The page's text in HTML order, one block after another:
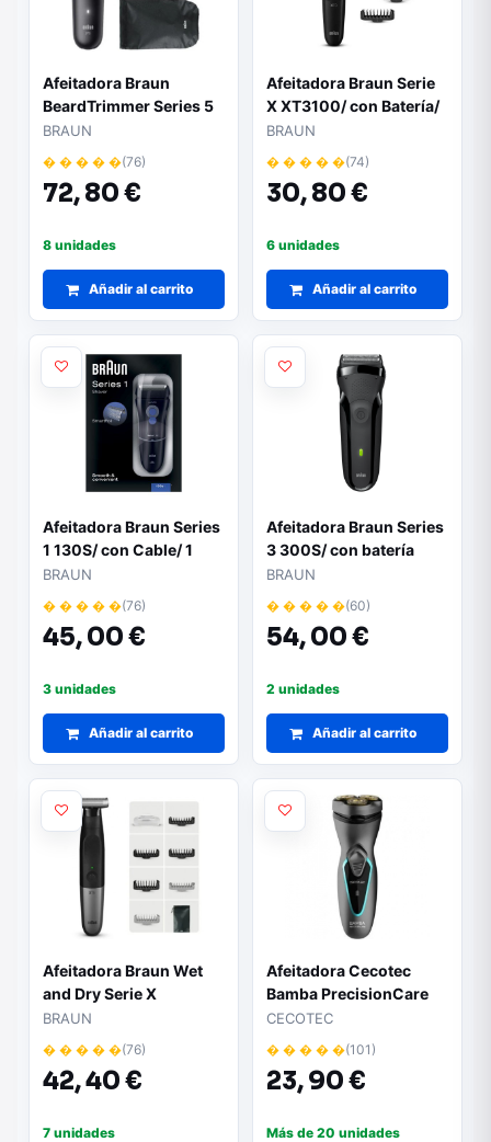
Afeitadora Braun
BeardTrimmer Series 5
BT5560/ con Batería/ 8
Accesorios
BRAUN
� � � � �(76)
72,80 €
8 unidades
Añadir al carrito
Afeitadora Braun Serie
X XT3100/ con Batería/
3 Accesorios
BRAUN
� � � � �(74)
30,80 €
6 unidades
Añadir al carrito
Afeitadora Braun Series
1 130S/ con Cable/ 1
Accesorio
BRAUN
� � � � �(76)
45,00 €
3 unidades
Añadir al carrito
Afeitadora Braun Series
3 300S/ con batería
BRAUN
� � � � �(60)
54,00 €
2 unidades
Añadir al carrito
Afeitadora Braun Wet
and Dry Serie X
XT5200/ con Batería/ 6
Accesorios
BRAUN
� � � � �(76)
42,40 €
7 unidades
Afeitadora Cecotec
Bamba PrecisionCare
Titanium PerfectCut/
con Batería/ 2
Accesorios
CECOTEC
� � � � �(101)
23,90 €
Más de 20 unidades